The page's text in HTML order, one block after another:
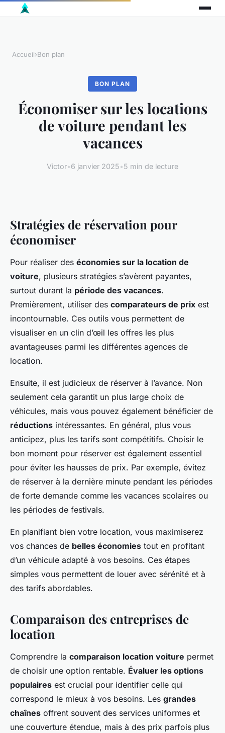
Accueil›Bon plan
BON PLAN
Économiser sur les locations
de voiture pendant les
vacances
Victor•6 janvier 2025•5 min de lecture
Stratégies de réservation pour
économiser
Pour réaliser des économies sur la location de
voiture, plusieurs stratégies s’avèrent payantes,
surtout durant la période des vacances.
Premièrement, utiliser des comparateurs de prix est
incontournable. Ces outils vous permettent de
visualiser en un clin d’œil les offres les plus
avantageuses parmi les différentes agences de
location.
Ensuite, il est judicieux de réserver à l’avance. Non
seulement cela garantit un plus large choix de
véhicules, mais vous pouvez également bénéficier de
réductions intéressantes. En général, plus vous
anticipez, plus les tarifs sont compétitifs. Choisir le
bon moment pour réserver est également essentiel
pour éviter les hausses de prix. Par exemple, évitez
de réserver à la dernière minute pendant les périodes
de forte demande comme les vacances scolaires ou
les périodes de festivals.
En planifiant bien votre location, vous maximiserez
vos chances de belles économies tout en profitant
d’un véhicule adapté à vos besoins. Ces étapes
simples vous permettent de louer avec sérénité et à
des tarifs abordables.
Comparaison des entreprises de
location
Comprendre la comparaison location voiture permet
de choisir une option rentable. Évaluer les options
populaires est crucial pour identifier celle qui
correspond le mieux à vos besoins. Les grandes
chaînes offrent souvent des services uniformes et
une couverture étendue, mais à des prix parfois plus